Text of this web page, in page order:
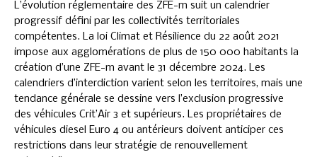
L’évolution réglementaire des ZFE-m suit un calendrier
progressif défini par les collectivités territoriales
compétentes. La loi Climat et Résilience du 22 août 2021
impose aux agglomérations de plus de 150 000 habitants la
création d’une ZFE-m avant le 31 décembre 2024. Les
calendriers d’interdiction varient selon les territoires, mais une
tendance générale se dessine vers l’exclusion progressive
des véhicules Crit’Air 3 et supérieurs. Les propriétaires de
véhicules diesel Euro 4 ou antérieurs doivent anticiper ces
restrictions dans leur stratégie de renouvellement